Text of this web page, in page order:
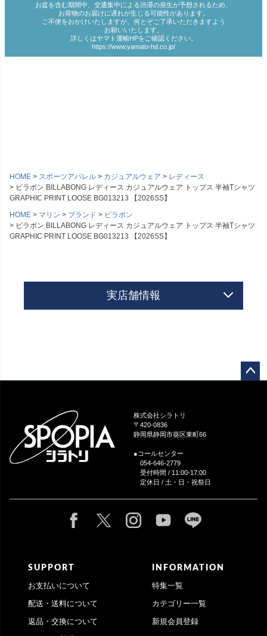
お盆を含む期間中、交通集中による渋滞の発生が予想されるため、
お荷物のお届けに遅れが生じる可能性があります。
ご不便をおかけいたしますが、何とぞご了承いただきますよう
お願いいたします。
詳しくはヤマト運輸HPをご確認ください。
https://www.yamato-hd.co.jp/
HOME スポーツアパレル カジュアルウェア
レディース
ビラボン BILLABONG レディース カジュアルウェア トップス 半袖Tシャツ
GRAPHIC PRINT LOOSE BG013213 【2026SS】
HOME
マリン ブランド
ビラボン
ビラボン BILLABONG レディース カジュアルウェア トップス 半袖Tシャツ
GRAPHIC PRINT LOOSE BG013213 【2026SS】
実店舗情報
株式会社シラトリ
〒420-0836
静岡県静岡市葵区東町66
●コールセンター
054-646-2779
受付時間 / 11:00-17:00
定休日 / 土・日・祝祭日
SUPPORT
お支払いについて
配送・送料について
返品・交換について
INFORMATION
特集一覧
カテゴリー一覧
新規会員登録